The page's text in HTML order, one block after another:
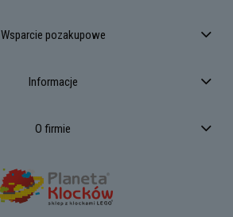
Wsparcie pozakupowe
Informacje
O firmie